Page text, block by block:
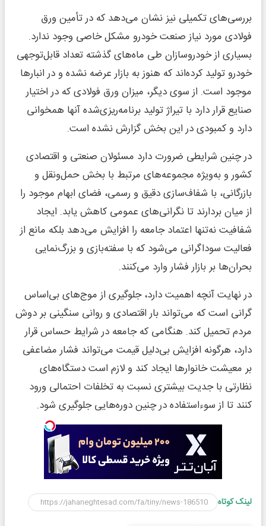
بررسی‌های تکمیلی نیز نشان می‌دهد که در تأمین ورق
فولادی مورد نیاز صنعت خودرو مشکل خاصی وجود ندارد.
بسیاری از خودروسازان طی ماه‌های گذشته تعداد قابل‌توجهی
خودرو تولید کرده‌اند که هنوز به بازار عرضه نشده و در انبارها
موجود است. از سوی دیگر، میزان ورق فولادی که در اختیار
صنایع قرار دارد با تیراژ تولید برنامه‌ریزی‌شده آنها همخوانی
دارد و کمبودی در این بخش گزارش نشده است.
در چنین شرایطی ضرورت دارد مسئولان صنعتی و اقتصادی
کشور و به‌ویژه مجموعه‌های مرتبط با بخش حمل‌ونقل و
بازرگانی، با شفاف‌سازی دقیق و رسمی، فضای ابهام موجود را
از میان بردارند تا نگرانی‌های عمومی کاهش یابد. ایجاد
شفافیت نه‌تنها اعتماد جامعه را افزایش می‌دهد بلکه مانع از
فعالیت سوداگرانی می‌شود که با سفته‌بازی و بزرگ‌نمایی
بحران‌ها بر بازار فشار وارد می‌کنند.
در نهایت آنچه اهمیت دارد، جلوگیری از موج‌های بی‌اساس
گرانی است که می‌تواند بار اقتصادی و روانی سنگینی بر دوش
مردم تحمیل کند. هنگامی که جامعه در شرایط حساس قرار
دارد، هرگونه افزایش بی‌دلیل قیمت می‌تواند فشار مضاعفی
بر معیشت خانوارها ایجاد کند و لازم است دستگاه‌های
نظارتی با جدیت بیشتری نسبت به تخلفات احتمالی ورود
کنند تا از سوءاستفاده در چنین دوره‌هایی جلوگیری شود.
لینک کوتاه